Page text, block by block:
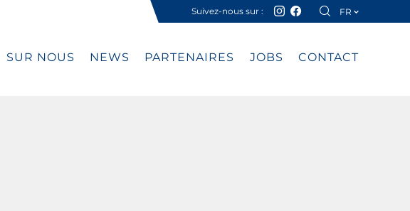
Suivez-nous sur : FR
SUR NOUS NEWS PARTENAIRES JOBS CONTACT